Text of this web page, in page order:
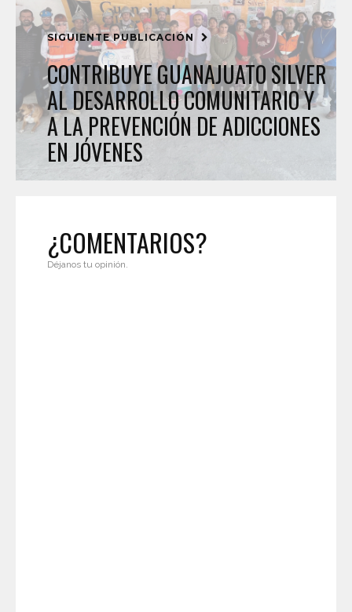
SIGUIENTE PUBLICACIÓN
CONTRIBUYE GUANAJUATO SILVER
AL DESARROLLO COMUNITARIO Y
A LA PREVENCIÓN DE ADICCIONES
EN JÓVENES
¿COMENTARIOS?
Déjanos tu opinión.